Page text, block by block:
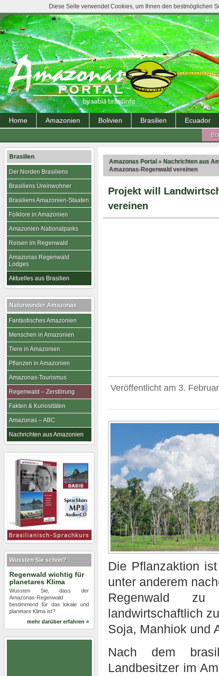
Home Amazonien Bolivien Brasilien Ecuador
Amazonas Portal » Nachrichten aus
Amazonas-Regenwald vereinen
Projekt will
vereinen
Veröffentlicht am 3.
Die Pflanzaktion
unter anderem
Regenwald
landwirtschaftlich
Soja, Manhiok und
Nach dem
Landbesitzer im
Brasilien
Der Norden Brasiliens
Brasiliens Ureinwohner
Brasiliens Amazonien-Staaten
Folklore in Amazonien
Amazonien-Nationalparks
Reisen im Regenwald
Amazonas Regenwald
Lodges
Aktuelles aus Brasilien
Naturwunder Amazonas
Fantastisches Amazonien
Menschen in Amazonien
Tiere in Amazonien
Pflanzen in Amazonien
Amazonas-Tourismus
Regenwald – Zerstörung
Fakten & Kuriositäten
Amazonas – ABC
Nachrichten aus Amazonien
Wussten Sie schon?
Regenwald wichtig für
planetares Klima
Wussten Sie, dass der
Amazonas-Regenwald
bestimmend für das lokale und
planetare Klima ist?
mehr darüber erfahren »
Diese Seite verwendet Cookies, um Ihnen den bestmöglichen